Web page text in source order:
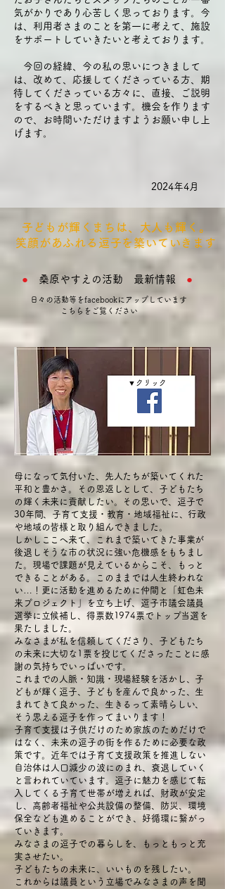
気がかりであり心苦しく思っております。今
は、利用者さまのことを第一に考えて、施設
をサポートしていきたいと考えております。
今回の経緯、今の私の思いにつきまして
は、改めて、応援してくださっている方、期
待してくださっている方々に、直接、ご説明
をするべきと思っています。機会を作ります
ので、お時間いただけますようお願い申し上
げます。
2024年4月
子どもが輝くまちは、大人も輝く。
笑顔があふれる逗子を築いていきます
● 桑原やすえの活動​ 最新情報 ●
日々の活動等をfacebookにアップしています
こちらをご覧ください
▼クリック
母になって気付いた、先人たちが築いてくれた
平和と豊かさ。その恩返しとして、子どもたち
の輝く未来に貢献したい。その思いで、逗子で
30年間、子育て支援・教育・地域福祉に、行政
や地域の皆様と取り組んできました。
しかしここへ来て、これまで築いてきた事業が
後退しそうな市の状況に強い危機感をもちまし
た。現場で課題が見えているからこそ、もっと
できることがある。このままでは人生終われな
い…！更に活動を進めるために仲間と「虹色未
来プロジェクト」を立ち上げ、逗子市議会議員
選挙に立候補し、得票数1974票でトップ当選を
果たしました。
みなさまが私を信頼してくださり、子どもたち
の未来に大切な1票を投じてくださったことに感
謝の気持ちでいっぱいです。
これまでの人脈・知識・現場経験を活かし、子
どもが輝く逗子、子どもを産んで良かった、生
まれてきて良かった、生きるって素晴らしい、
そう思える逗子を作ってまいります！
子育て支援は子供だけのため家族のためだけで
はなく、未来の逗子の街を作るために必要な政
策です。近年では子育て支援政策を推進しない
自治体は人口減少の波にのまれ、衰退していく
と言われていています。逗子に魅力を感じて転
入してくる子育て世帯が増えれば、財政が安定
し、高齢者福祉や公共設備の整備、防災、環境
保全なども進めることができ、好循環に繋がっ
ていきます。
みなさまの逗子での暮らしを、もっともっと充
実させたい。
子どもたちの未来に、いいものを残したい。
これからは議員という立場でみなさまの声を聞